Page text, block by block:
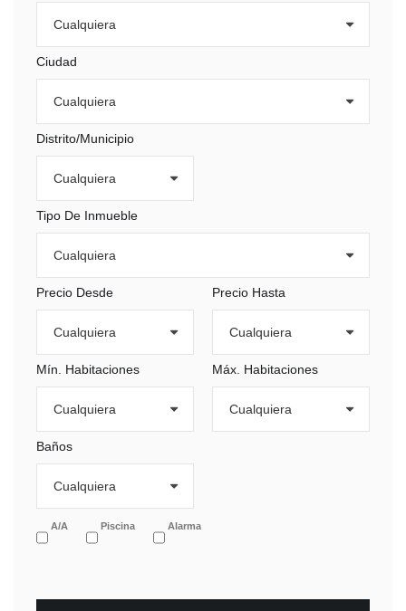
Ciudad
Distrito/Municipio
Tipo De Inmueble
Precio Desde Precio Hasta
Mín. Habitaciones Máx. Habitaciones
Baños
A/A Piscina Alarma